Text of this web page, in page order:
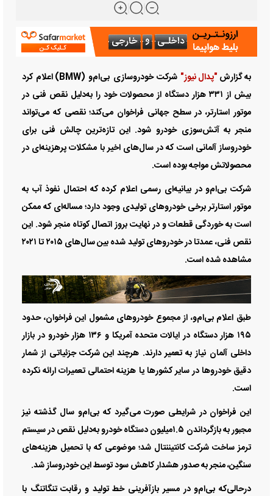
به گزارش"پدال نیوز"
شرکت خودروسازی بی‌ام‌و (BMW) اعلام کرد
بیش از ۳۳۱ هزار دستگاه از محصولات خود را به‌دلیل نقص فنی در
موتور استارتر، در سطح جهانی فراخوان می‌کند؛ نقصی که می‌تواند
منجر به آتش‌سوزی خودرو شود. این تازه‌ترین چالش فنی برای
خودروساز آلمانی است که در سال‌های اخیر با مشکلات پرهزینه‌ای در
محصولاتش مواجه بوده است.
شرکت بی‌ام‌و در بیانیه‌ای رسمی اعلام کرده که احتمال نفوذ آب به
موتور استارتر برخی خودرو‌های تولیدی وجود دارد؛ مساله‌ای که ممکن
است به خوردگی قطعات و در نهایت بروز اتصال کوتاه منجر شود. این
نقص فنی، عمدتا در خودرو‌های تولید شده بین سال‌های ۲۰۱۵ تا ۲۰۲۱
مشاهده شده است.
طبق اعلام بی‌ام‌و، از مجموع خودرو‌های مشمول این فراخوان، حدود
۱۹۵ هزار دستگاه در ایالات متحده آمریکا و ۱۳۶ هزار خودرو در بازار
داخلی آلمان نیاز به تعمیر دارند. هرچند این شرکت جزئیاتی از شمار
دقیق خودرو‌ها در سایر کشور‌ها یا هزینه احتمالی تعمیرات ارائه نکرده
است.
این فراخوان در شرایطی صورت می‌گیرد که بی‌ام‌و سال گذشته نیز
مجبور به بازگرداندن ۱.۵‌میلیون دستگاه خودرو به‌دلیل نقص در سیستم
ترمز ساخت شرکت کانتیننتال شد؛ موضوعی که با تحمیل هزینه‌های
سنگین، منجر به صدور هشدار کاهش سود توسط این خودروساز شد.
درحالی‌که بی‌ام‌و در مسیر بازآفرینی خط تولید و رقابت تنگاتنگ با